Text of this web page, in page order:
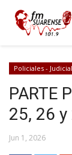
Policiales -
PARTE
25, 26
Jun 1, 2026